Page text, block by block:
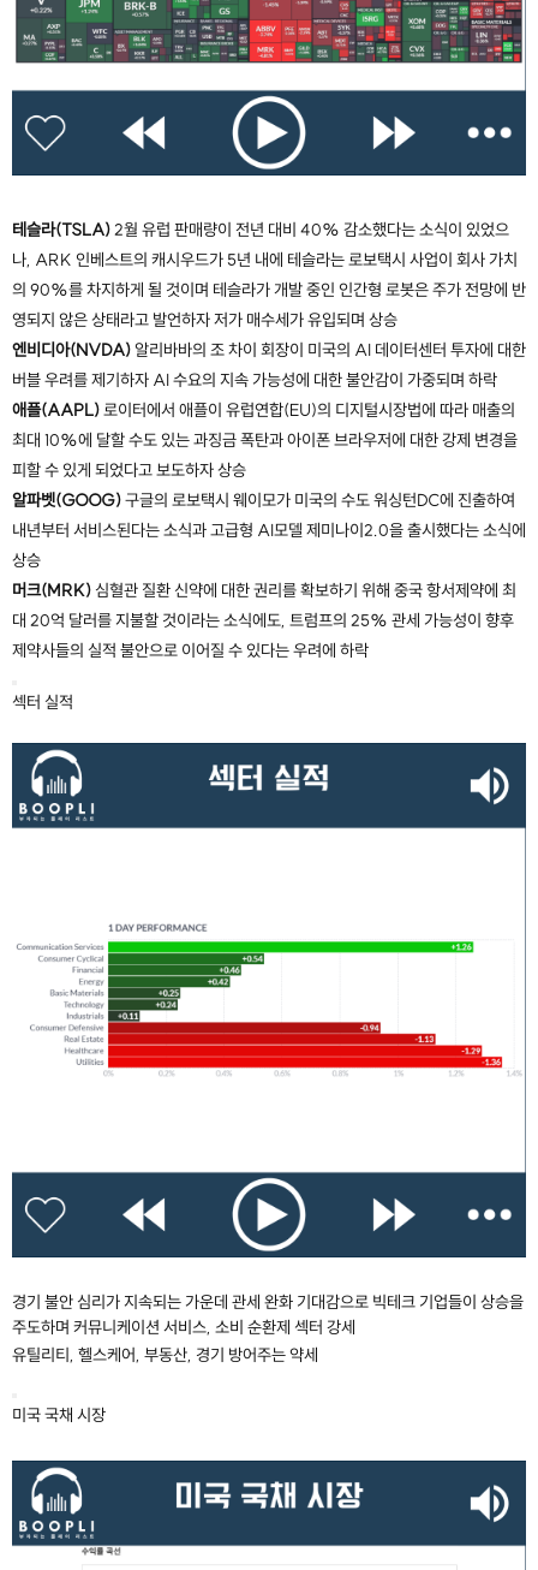
테슬라(TSLA) 2월 유럽 판매량이 전년 대비 40% 감소했다는 소식이 있었으
나, ARK 인베스트의 캐시우드가 5년 내에 테슬라는 로보택시 사업이 회사 가치
의 90%를 차지하게 될 것이며 테슬라가 개발 중인 인간형 로봇은 주가 전망에 반
영되지 않은 상태라고 발언하자 저가 매수세가 유입되며 상승
엔비디아(NVDA)알리바바의 조 차이 회장이 미국의 AI 데이터센터 투자에 대한
버블 우려를 제기하자 AI 수요의 지속 가능성에 대한 불안감이 가중되며 하락
애플(AAPL)로이터에서 애플이 유럽연합(EU)의 디지털시장법에 따라 매출의
최대 10%에 달할 수도 있는 과징금 폭탄과 아이폰 브라우저에 대한 강제 변경을
피할 수 있게 되었다고 보도하자 상승
알파벳(GOOG)구글의 로보택시 웨이모가 미국의 수도 워싱턴DC에 진출하여
내년부터 서비스된다는 소식과 고급형 AI모델 제미나이2.0을 출시했다는 소식에
상승
머크(MRK)심혈관 질환 신약에 대한 권리를 확보하기 위해 중국 항서제약에 최
대 20억 달러를 지불할 것이라는 소식에도, 트럼프의 25% 관세 가능성이 향후
제약사들의 실적 불안으로 이어질 수 있다는 우려에 하락
섹터 실적
경기 불안 심리가 지속되는 가운데 관세 완화 기대감으로 빅테크 기업들이 상승을
주도하며 커뮤니케이션 서비스, 소비 순환제 섹터 강세
유틸리티, 헬스케어, 부동산, 경기 방어주는 약세
미국 국채 시장